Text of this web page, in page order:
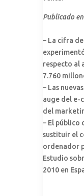
Publicado
– La cifra
respecto al
7.760
– Las
auge del e-
del
– El público
sustituir el
ordenador
Estudio
2010 en